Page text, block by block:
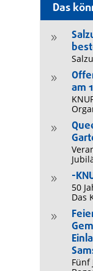
Das
9
9
am
9
9 -
50
Das
9
Fünf